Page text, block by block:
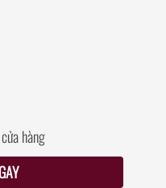
hàng